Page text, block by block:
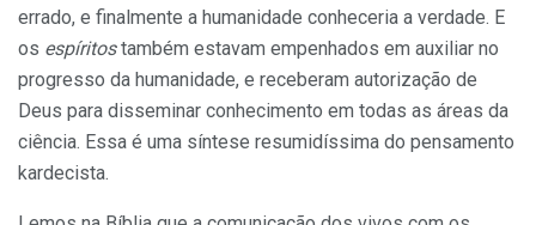
errado, e finalmente a humanidade conheceria a verdade. E
os espíritostambém estavam empenhados em auxiliar no
progresso da humanidade, e receberam autorização de
Deus para disseminar conhecimento em todas as áreas da
ciência. Essa é uma síntese resumidíssima do pensamento
kardecista.